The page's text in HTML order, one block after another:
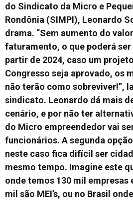
do Sindicato da Micro e
Rondônia (SIMPI), Leonardo
drama. “Sem aumento do
faturamento, o que poderá
partir de 2024, caso um
Congresso seja aprovado, os
não terão como sobreviver!”,
sindicato. Leonardo dá mais
cenário, e por não ter
do Micro empreendedor vai
funcionários. A segunda
neste caso fica difícil ser
mesmo tempo. Imagine este
onde temos 130 mil empresas
mil são MEI’s, ou no Brasil